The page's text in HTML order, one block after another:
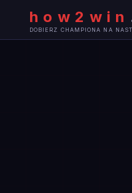
how2win
DOBIERZ CHAMPIONA NA